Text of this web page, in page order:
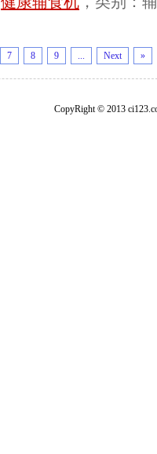
7 8 9 ... Next »
CopyRight © 2013